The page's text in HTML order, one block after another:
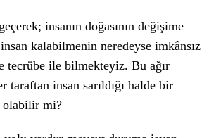
insanın doğasının değişime
insan kalabilmenin neredeyse imkânsız
tecrübe ile bilmekteyiz. Bu ağır
taraftan insan sarıldığı halde bir
olabilir mi?